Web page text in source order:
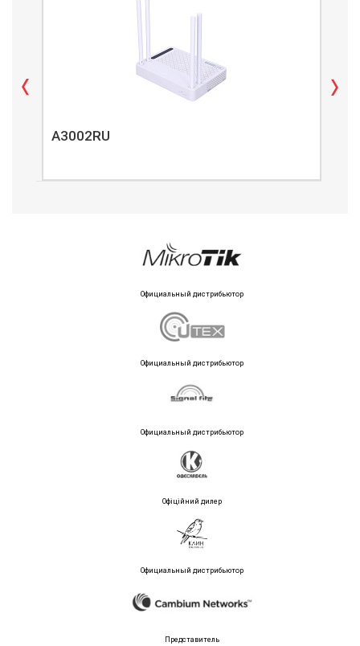
A3002RU
Официальный дистрибьютор
Официальный дистрибьютор
Официальный дистрибьютор
Офіційний дилер
Официальный дистрибьютор
Представитель